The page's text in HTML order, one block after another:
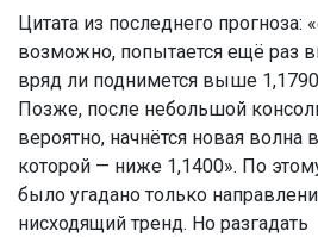
Цитата из последнего прогноза:
возможно, попытается ещё раз
вряд ли поднимется выше 1,1790
Позже, после небольшой
вероятно, начнётся новая волна
которой — ниже 1,1400». По
было угадано только
нисходящий тренд. Но разгадать